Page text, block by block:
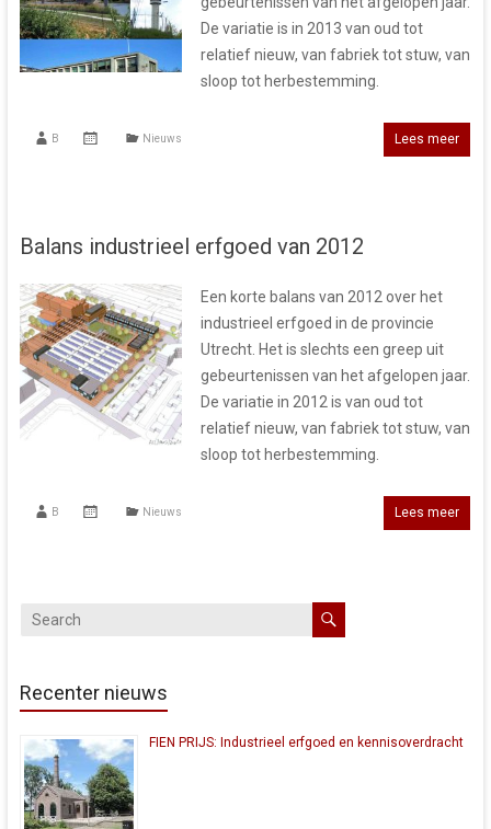
De variatie is in 2013 van oud tot
relatief nieuw, van fabriek tot stuw, van
sloop tot herbestemming.
B Nieuws Lees meer
Balans industrieel erfgoed van 2012
Een korte balans van 2012 over het
industrieel erfgoed in de provincie
Utrecht. Het is slechts een greep uit
gebeurtenissen van het afgelopen jaar.
De variatie in 2012 is van oud tot
relatief nieuw, van fabriek tot stuw, van
sloop tot herbestemming.
B Nieuws Lees meer
Recenter nieuws
FIEN PRIJS: Industrieel erfgoed en kennisoverdracht